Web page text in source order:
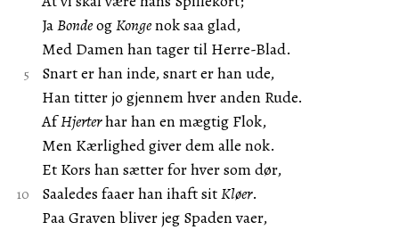
JaBondeogKongenok saa glad,
Med Damen han tager til Herre-Blad.
Snart er han inde, snart er han ude,
Han titter jo gjennem hver anden Rude.
AfHjerterhar han en mægtig Flok,
Men Kærlighed giver dem alle nok.
Et Kors han sætter for hver som dør,
Saaledes faaer han ihaft sitKløer.
Paa Graven bliver jeg Spaden vaer,